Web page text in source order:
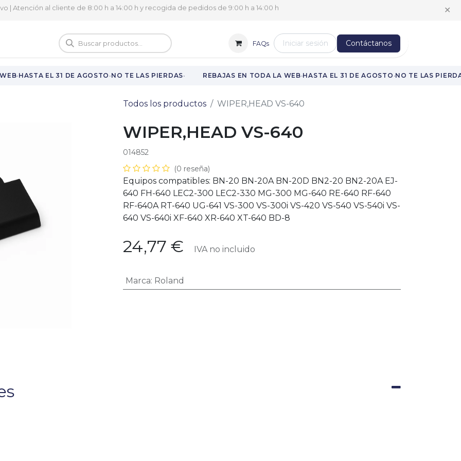
| Atención al cliente de 8:00 h a 14:00 h y recogida de pedidos de 9:00 h a 14:00 h ✕
Vuelta al cole FAQs Iniciar sesión Contáctanos
·HASTA EL 31 DE AGOSTO·NO TE LAS PIERDAS· REBAJAS EN TODA LA WEB·HASTA EL 31 DE AGOSTO ·NO TE LAS PIERDAS
Todos los productos WIPER,HEAD VS-640
WIPER,HEAD VS-640
014852
(0 reseña)
Equipos compatibles: BN-20 BN-20A BN-20D BN2-20 BN2-20A EJ-
640 FH-640 LEC2-300 LEC2-330 MG-300 MG-640 RE-640 RF-640
RF-640A RT-640 UG-641 VS-300 VS-300i VS-420 VS-540 VS-540i VS-
640 VS-640i XF-640 XR-640 XT-640 BD-8
24,77 € IVA no incluido
Marca: Roland